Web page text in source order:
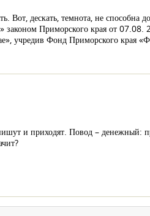
Вот, дескать, темнота, не
Приморского края от
учредив Фонд Приморского края
и приходят. Повод –